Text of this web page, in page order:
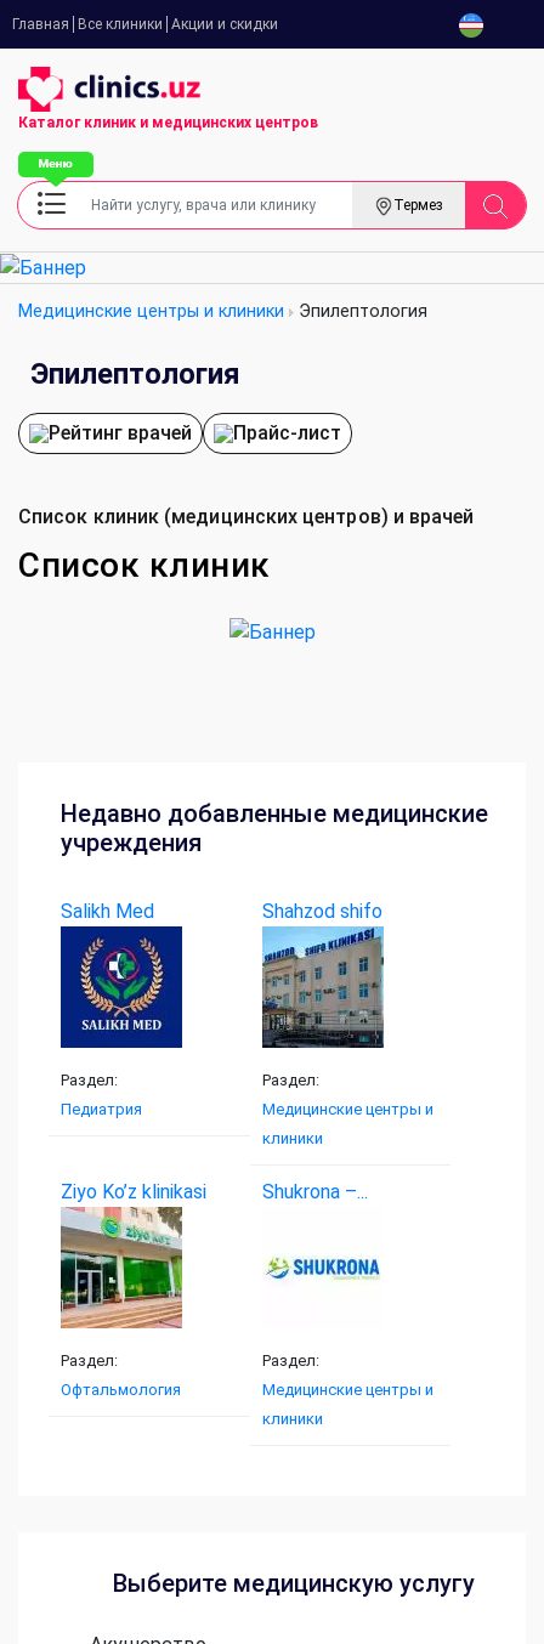
Главная Все клиники Акции и скидки
Каталог клиник и медицинских центров
Термез
Медицинские центры и клиники Эпилептология
Эпилептология
Рейтинг врачей Прайс-лист
Список клиник (медицинских центров) и врачей
Список клиник
Недавно добавленные медицинские
учреждения
Salikh Med
Раздел:
Педиатрия
Shahzod shifo
klinikasi
Раздел:
Медицинские центры и
клиники
Ziyo Ko’z klinikasi
Раздел:
Офтальмология
Shukrona –...
Раздел:
Медицинские центры и
клиники
Выберите медицинскую услугу